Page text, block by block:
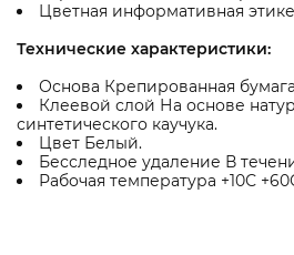
Цветная информативная
Технические характеристики:
Основа Крепированная
Клеевой слой На основе
синтетического каучука.
Цвет Белый.
Бесследное удаление В
Рабочая температура +10С